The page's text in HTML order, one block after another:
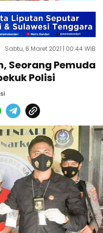
Sabtu, 6 Maret 2021 | 00:44 WIB
Seorang Pemuda
Polisi